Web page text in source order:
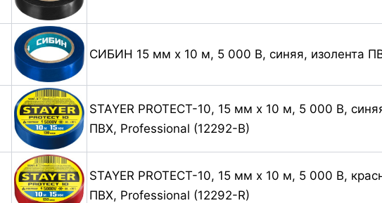
СИБИН 15 мм х 10 м, 5 000 В, синяя, изолента
STAYER PROTECT-10, 15 мм х 10 м, 5 000 В,
ПВХ, Professional (12292-B)
STAYER PROTECT-10, 15 мм х 10 м, 5 000 В,
ПВХ, Professional (12292-R)